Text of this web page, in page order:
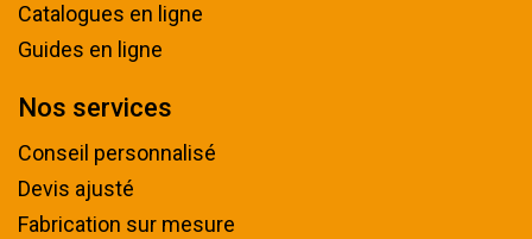
Catalogues en ligne
Guides en ligne
Nos services
Conseil personnalisé
Devis ajusté
Fabrication sur mesure